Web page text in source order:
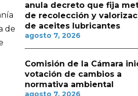
de
anula decreto que fija
de recolección y
de aceites lubricantes
agosto 7, 2026
Comisión de la Cámara
votación de cambios a
normativa ambiental
agosto 7, 2026